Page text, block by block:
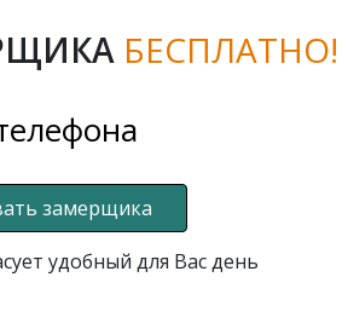
БЕСПЛАТНО!
замерщика
удобный для Вас день